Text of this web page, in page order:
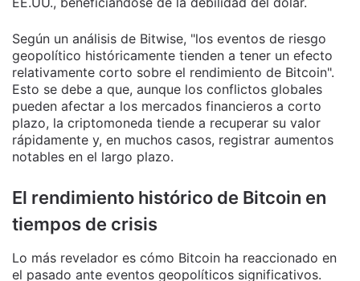
Según un análisis de Bitwise, "los eventos de riesgo
geopolítico históricamente tienden a tener un efecto
relativamente corto sobre el rendimiento de Bitcoin".
Esto se debe a que, aunque los conflictos globales
pueden afectar a los mercados financieros a corto
plazo, la criptomoneda tiende a recuperar su valor
rápidamente y, en muchos casos, registrar aumentos
notables en el largo plazo.
El rendimiento histórico de Bitcoin en
tiempos de crisis
Lo más revelador es cómo Bitcoin ha reaccionado en
el pasado ante eventos geopolíticos significativos.